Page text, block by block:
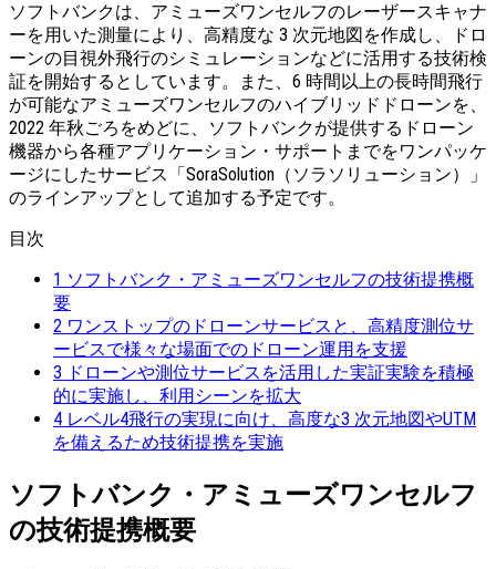
ソフトバンクは、アミューズワンセルフのレーザースキャナ
ーを用いた測量により、高精度な 3 次元地図を作成し、ドロ
ーンの目視外飛行のシミュレーションなどに活用する技術検
証を開始するとしています。また、6 時間以上の長時間飛行
が可能なアミューズワンセルフのハイブリッドドローンを、
2022 年秋ごろをめどに、ソフトバンクが提供するドローン
機器から各種アプリケーション・サポートまでをワンパッケ
ージにしたサービス「SoraSolution（ソラソリューション）」
のラインアップとして追加する予定です。
目次
1 ソフトバンク・アミューズワンセルフの技術提携概
要
2 ワンストップのドローンサービスと、高精度測位サ
ービスで様々な場面でのドローン運用を支援
3 ドローンや測位サービスを活用した実証実験を積極
的に実施し、利用シーンを拡大
4 レベル4飛行の実現に向け、高度な3 次元地図やUTM
を備えるため技術提携を実施
ソフトバンク・アミューズワンセルフ
の技術提携概要